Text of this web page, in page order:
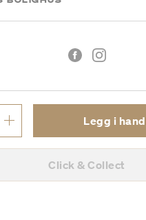
Legg i
Click & Collect
MVA: 993 075 930